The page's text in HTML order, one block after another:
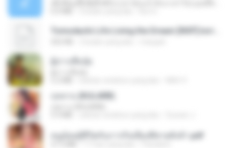
กุหลาบ (KULARB)
หนูน้อยสู้ชีวิตกับภารกิจเลี้ยงพี่ชายทั้งห้า.pdf